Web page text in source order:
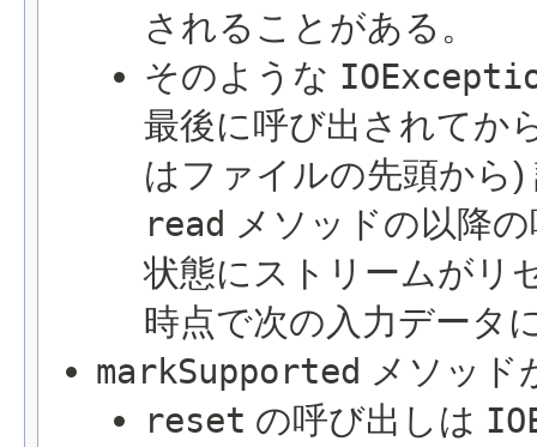
されることがある。
そのような
最後に呼び出されてか
はファイルの先頭から
read メソッドの以降
状態にストリームがリ
時点で次の入力データ
markSupported メソッド
reset の呼び出しは